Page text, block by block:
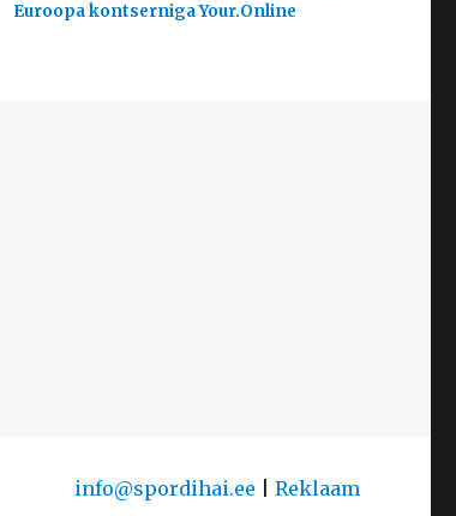
Euroopa kontserniga Your.Online
info@spordihai.ee Reklaam